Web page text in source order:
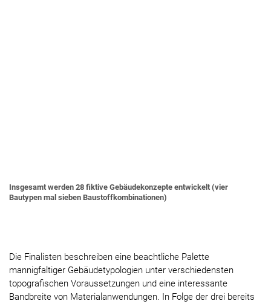
Insgesamt werden 28 fiktive Gebäudekonzepte entwickelt (vier
Bautypen mal sieben Baustoffkombinationen)
Die Finalisten beschreiben eine beachtliche Palette
mannigfaltiger Gebäudetypologien unter verschiedensten
topografischen Voraussetzungen und eine interessante
Bandbreite von Materialanwendungen. In Folge der drei bereits